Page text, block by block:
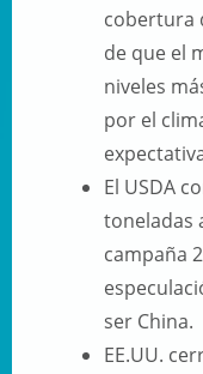
cobertura
de que el
niveles
por el
El USDA
toneladas
campaña
ser China.
EE.UU.